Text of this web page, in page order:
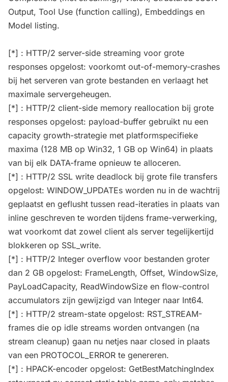
Output, Tool Use (function calling), Embeddings en
Model listing.
[*] : HTTP/2 server-side streaming voor grote
responses opgelost: voorkomt out-of-memory-crashes
bij het serveren van grote bestanden en verlaagt het
maximale servergeheugen.
[*] : HTTP/2 client-side memory reallocation bij grote
responses opgelost: payload-buffer gebruikt nu een
capacity growth-strategie met platformspecifieke
maxima (128 MB op Win32, 1 GB op Win64) in plaats
van bij elk DATA-frame opnieuw te alloceren.
[*] : HTTP/2 SSL write deadlock bij grote file transfers
opgelost: WINDOW_UPDATEs worden nu in de wachtrij
geplaatst en geflusht tussen read-iteraties in plaats van
inline geschreven te worden tijdens frame-verwerking,
wat voorkomt dat zowel client als server tegelijkertijd
blokkeren op SSL_write.
[*] : HTTP/2 Integer overflow voor bestanden groter
dan 2 GB opgelost: FrameLength, Offset, WindowSize,
PayLoadCapacity, ReadWindowSize en flow-control
accumulators zijn gewijzigd van Integer naar Int64.
[*] : HTTP/2 stream-state opgelost: RST_STREAM-
frames die op idle streams worden ontvangen (na
stream cleanup) gaan nu netjes naar closed in plaats
van een PROTOCOL_ERROR te genereren.
[*] : HPACK-encoder opgelost: GetBestMatchingIndex